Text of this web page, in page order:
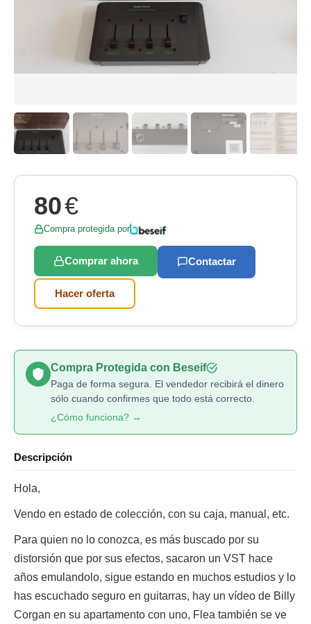
80€
Compra protegida por
Comprar ahora Contactar
Hacer oferta
Compra Protegida con Beseif
Paga de forma segura. El vendedor recibirá el dinero
sólo cuando confirmes que todo está correcto.
¿Cómo funciona? →
Descripción
Hola,
Vendo en estado de colección, con su caja, manual, etc.
Para quien no lo conozca, es más buscado por su
distorsión que por sus efectos, sacaron un VST hace
años emulandolo, sigue estando en muchos estudios y lo
has escuchado seguro en guitarras, hay un vídeo de Billy
Corgan en su apartamento con uno, Flea también se ve